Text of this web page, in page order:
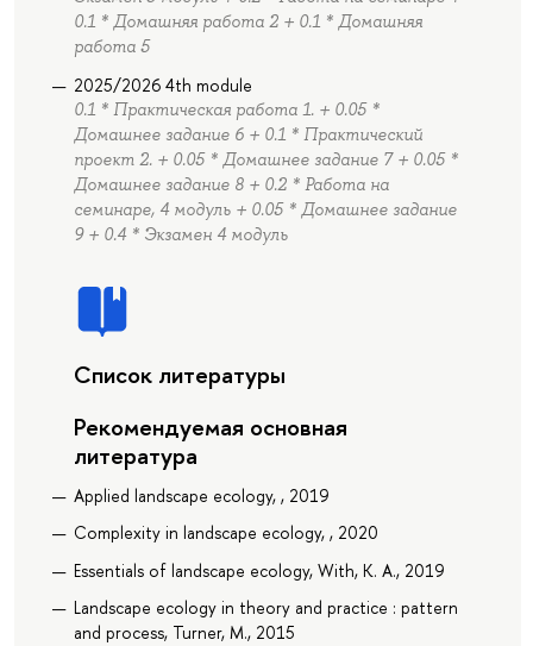
0.1 * Домашняя работа 2 + 0.1 * Домашняя
работа 5
2025/2026 4th module
0.1 * Практическая работа 1. + 0.05 *
Домашнее задание 6 + 0.1 * Практический
проект 2. + 0.05 * Домашнее задание 7 + 0.05 *
Домашнее задание 8 + 0.2 * Работа на
семинаре, 4 модуль + 0.05 * Домашнее задание
9 + 0.4 * Экзамен 4 модуль
Список литературы
Рекомендуемая основная
литература
Applied landscape ecology, , 2019
Complexity in landscape ecology, , 2020
Essentials of landscape ecology, With, K. A., 2019
Landscape ecology in theory and practice : pattern
and process, Turner, M., 2015